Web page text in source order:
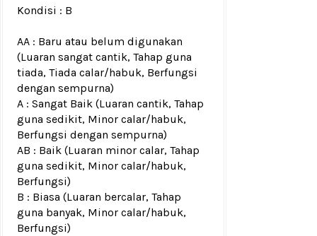
Kondisi : B
AA : Baru atau belum digunakan
(Luaran sangat cantik, Tahap guna
tiada, Tiada calar/habuk, Berfungsi
dengan sempurna)
A : Sangat Baik (Luaran cantik, Tahap
guna sedikit, Minor calar/habuk,
Berfungsi dengan sempurna)
AB : Baik (Luaran minor calar, Tahap
guna sedikit, Minor calar/habuk,
Berfungsi)
B : Biasa (Luaran bercalar, Tahap
guna banyak, Minor calar/habuk,
Berfungsi)